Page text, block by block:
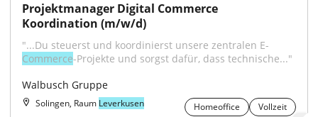
Projektmanager Digital Commerce
Koordination (m/w/d)
"...Du steuerst und koordinierst unsere zentralen E-
Commerce-Projekte und sorgst dafür, dass technische..."
Walbusch Gruppe
Solingen, Raum Leverkusen Homeoffice Vollzeit